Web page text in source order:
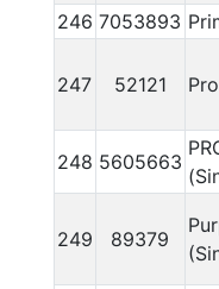
246 7053893
247 52121
248 5605663
249 89379